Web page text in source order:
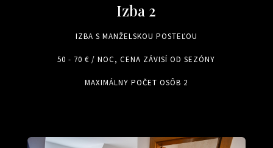
Izba 2
IZBA S MANŽELSKOU POSTEĽOU
50 - 70 € / NOC, CENA ZÁVISÍ OD SEZÓNY
MAXIMÁLNY POČET OSÔB 2